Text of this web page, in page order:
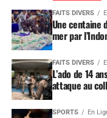
FAITS DIVERS
Une centaine
mer par
FAITS DIVERS
L’ado de 14
attaque au
SPORTS En